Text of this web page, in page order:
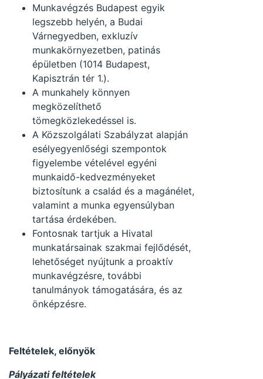
Munkavégzés Budapest egyik
legszebb helyén, a Budai
Várnegyedben, exkluzív
munkakörnyezetben, patinás
épületben (1014 Budapest,
Kapisztrán tér 1.).
A munkahely könnyen
megközelíthető
tömegközlekedéssel is.
A Közszolgálati Szabályzat alapján
esélyegyenlőségi szempontok
figyelembe vételével egyéni
munkaidő-kedvezményeket
biztosítunk a család és a magánélet,
valamint a munka egyensúlyban
tartása érdekében.
Fontosnak tartjuk a Hivatal
munkatársainak szakmai fejlődését,
lehetőséget nyújtunk a proaktív
munkavégzésre, további
tanulmányok támogatására, és az
önképzésre.
Feltételek, előnyök
Pályázati feltételek